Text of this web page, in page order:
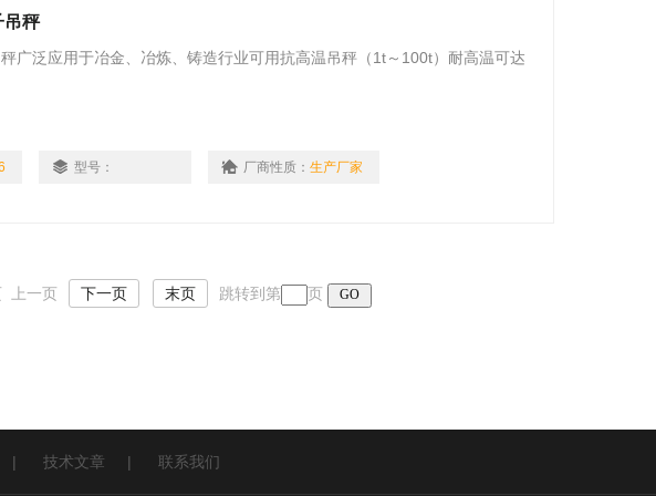
吊秤
广泛应用于冶金、冶炼、铸造行业可用抗高温吊秤（1t～100t）耐高温可达
型号： 厂商性质：生产厂家
上一页 下一页 末页 跳转到第 页
| 技术文章 | 联系我们